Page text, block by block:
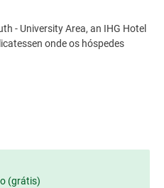
- University Area, an IHG Hotel
onde os hóspedes
(grátis)